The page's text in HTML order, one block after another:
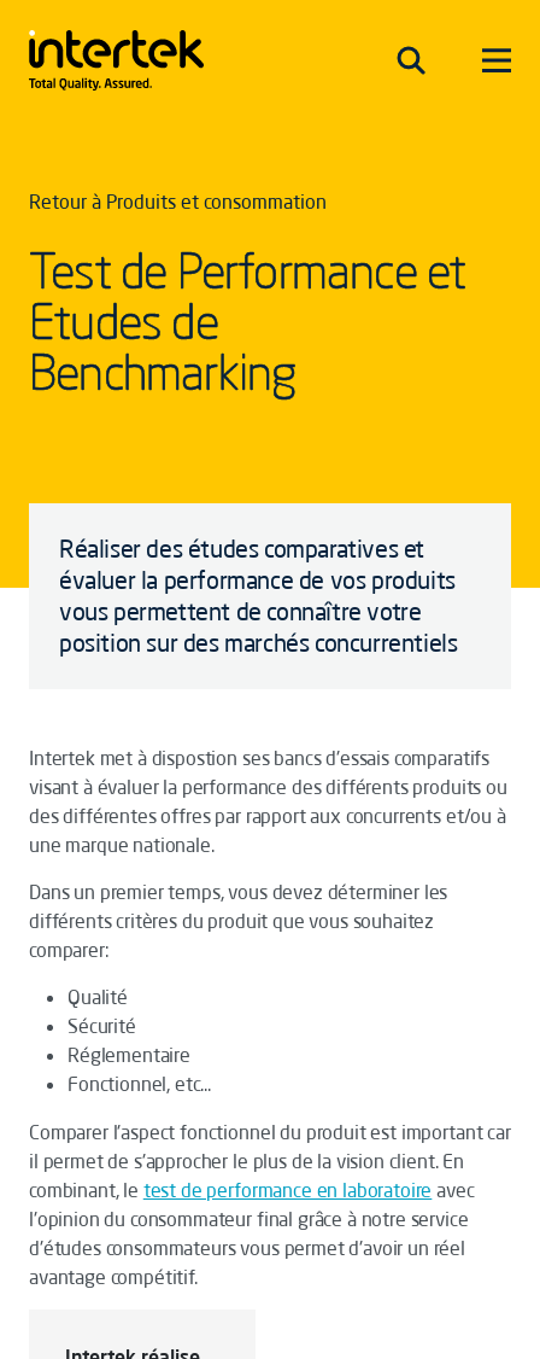
Retour à Produits et consommation
Test de Performance et
Etudes de
Benchmarking
Réaliser des études comparatives et
évaluer la performance de vos produits
vous permettent de connaître votre
position sur des marchés concurrentiels
Intertek met à dispostion ses bancs d'essais comparatifs
visant à évaluer la performance des différents produits ou
des différentes offres par rapport aux concurrents et/ou à
une marque nationale.
Dans un premier temps, vous devez déterminer les
différents critères du produit que vous souhaitez
comparer:
Qualité
Sécurité
Réglementaire
Fonctionnel, etc...
Comparer l'aspect fonctionnel du produit est important car
il permet de s'approcher le plus de la vision client. En
combinant, le test de performance en laboratoire avec
l'opinion du consommateur final grâce à notre service
d'études consommateurs vous permet d'avoir un réel
avantage compétitif.